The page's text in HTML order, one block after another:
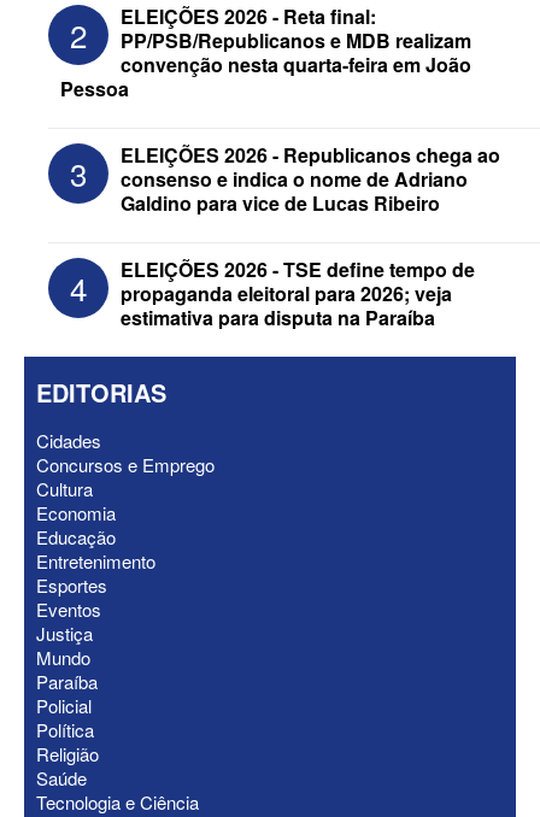
ELEIÇÕES 2026 - Senado: Novo
anuncia Zé Carneiro e Pastor Jader
Medeiros na suplência de Major Fábio
ELEIÇÕES 2026 - Nabor Vanderley
pede primeiro voto em João Azevêdo e
oficializa Daniella Ribeiro como
suplente
2
ELEIÇÕES 2026 - Reta final:
PP/PSB/Republicanos e MDB realizam
convenção nesta quarta-feira em João
Pessoa
3
ELEIÇÕES 2026 - Republicanos chega ao
consenso e indica o nome de Adriano
Galdino para vice de Lucas Ribeiro
4
ELEIÇÕES 2026 - TSE define tempo de
propaganda eleitoral para 2026; veja
estimativa para disputa na Paraíba
EDITORIAS
Cidades
Concursos e Emprego
Cultura
Economia
Educação
Entretenimento
Esportes
Eventos
Justiça
Mundo
Paraíba
Policial
Política
Religião
Saúde
Tecnologia e Ciência